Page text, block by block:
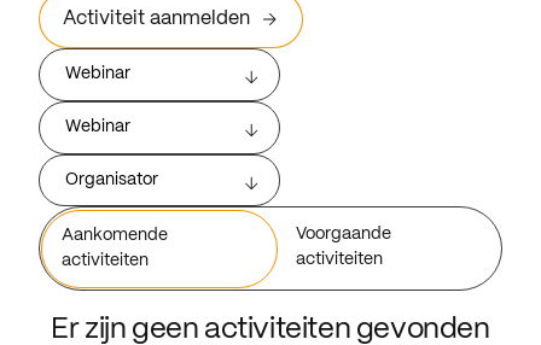
Activiteit aanmelden
Webinar
Webinar
Organisator
Aankomende
activiteiten
Voorgaande
activiteiten
Er zijn geen activiteiten gevonden